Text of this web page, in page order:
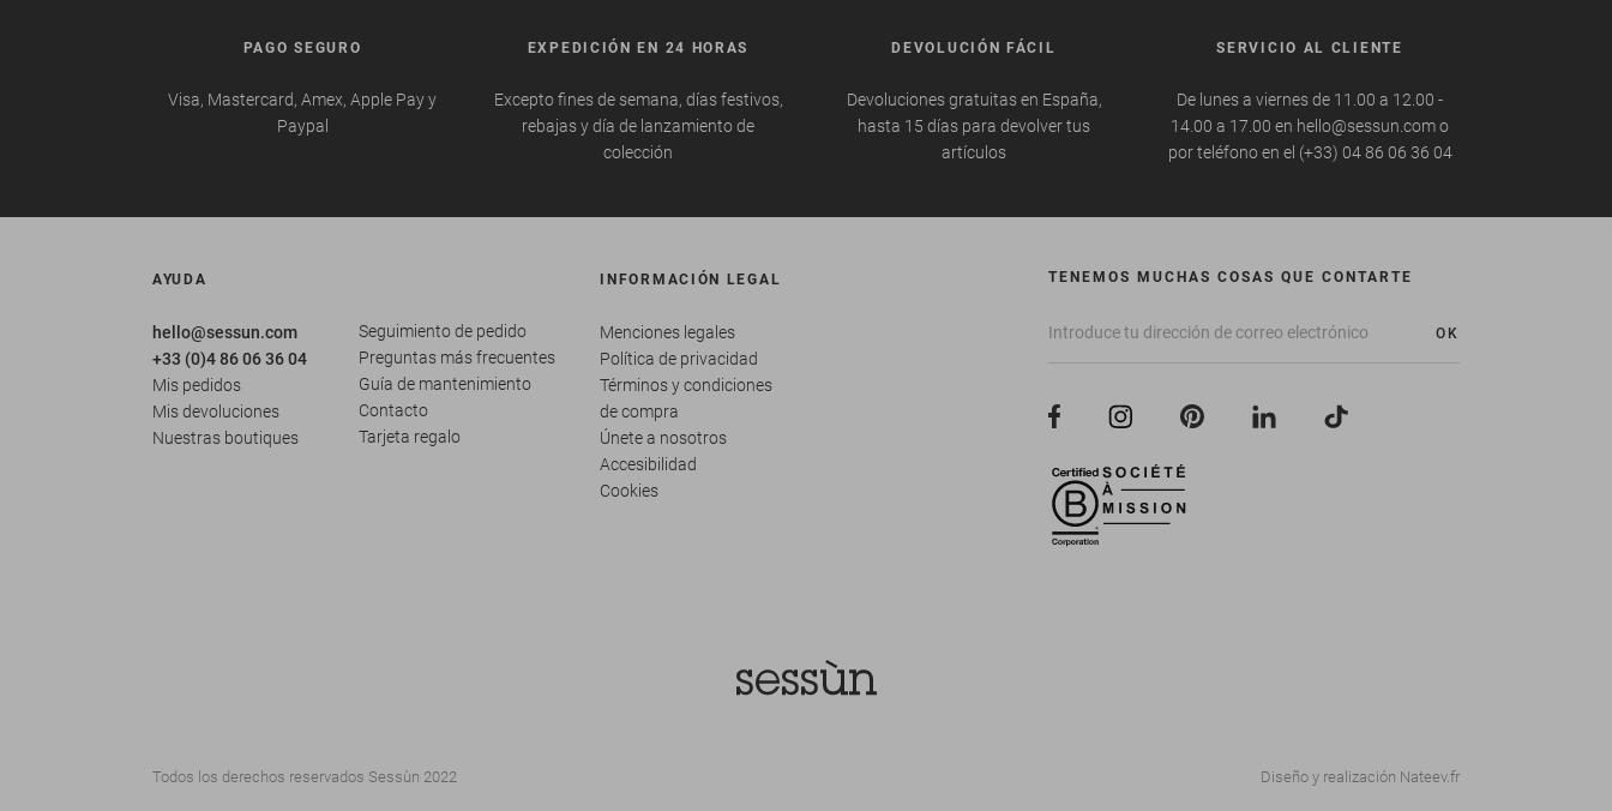
PAGO SEGURO
Visa, Mastercard, Amex, Apple Pay y
Paypal
EXPEDICIÓN EN 24 HORAS
Excepto fines de semana, días festivos,
rebajas y día de lanzamiento de
colección
DEVOLUCIÓN FÁCIL
Devoluciones gratuitas en España,
hasta 15 días para devolver tus
artículos
SERVICIO AL CLIENTE
De lunes a viernes de 11.00 a 12.00 -
14.00 a 17.00 en hello@sessun.com o
por teléfono en el (+33) 04 86 06 36 04
AYUDA
hello@sessun.com
+33 (0)4 86 06 36 04
Mis pedidos
Mis devoluciones
Nuestras boutiques
Seguimiento de pedido
Preguntas más frecuentes
Guía de mantenimiento
Contacto
Tarjeta regalo
INFORMACIÓN LEGAL
Menciones legales
Política de privacidad
Términos y condiciones
de compra
Únete a nosotros
Accesibilidad
Cookies
TENEMOS MUCHAS COSAS QUE CONTARTE
OK
Todos los derechos reservados Sessùn 2022 Diseño y realización Nateev.fr